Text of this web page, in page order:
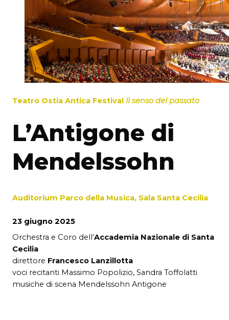
Teatro Ostia Antica Festival Il senso del passato
L’Antigone di
Mendelssohn
Auditorium Parco della Musica, Sala Santa Cecilia
23 giugno 2025
Orchestra e Coro dell’Accademia Nazionale di Santa
Cecilia
direttore Francesco Lanzillotta
voci recitanti Massimo Popolizio, Sandra Toffolatti
musiche di scena Mendelssohn Antigone